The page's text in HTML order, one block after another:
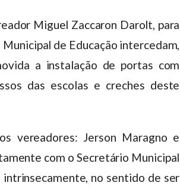
Miguel Zaccaron Darolt, para
de Educação intercedam,
a instalação de portas com
das escolas e creches deste
vereadores: Jerson Maragno e
com o Secretário Municipal
no sentido de ser